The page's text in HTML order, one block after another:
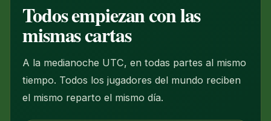
Todos empiezan con las
mismas cartas
A la medianoche UTC, en todas partes al mismo
tiempo. Todos los jugadores del mundo reciben
el mismo reparto el mismo día.